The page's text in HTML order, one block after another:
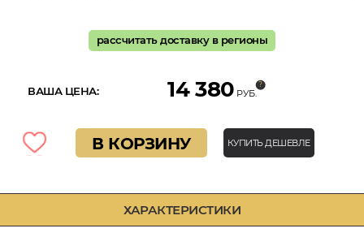
ХАРАКТЕРИСТИКИ
рассчитать доставку в регионы
ВАША ЦЕНА: 14 380 РУБ.
В КОРЗИНУ КУПИТЬ ДЕШЕВЛЕ